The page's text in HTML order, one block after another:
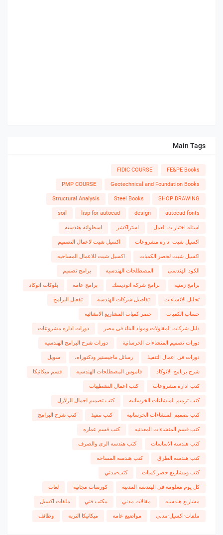
Main Tags
FE&PE Books
FIDIC COURSE
Geotechnical and Foundation Books
PMP COURSE
SHOP DRAWING
Steel Books
Structural Analysis
autocad fonts
design
lisp for autocad
soil
اسئله اختبارات العمل استراكشر اسطوانه هندسيه
اكسيل شيت اداره مشروعات اكسيل شيت لاعمال التصميم
اكسيل شيت لحصر الكميات اكسيل شيت للاعمال المساحيه
الكود الهندسى المصطلحات الهندسيه برامج تصميم
برامج زمنيه برامج شركه اتوديسك برامج عامه بلوكات اتوكاد
تحليل الانشاءات تفاصيل شركات الهندسه تفعيل البرامج
حساب الكميات حصر كميات المشاريع الانشائية
دليل شركات المقاولات ومواد البناء فى مصر دورات اداره مشروعات
دورات تصميم المنشاءات الخرسانية دورات شرح البرامج الهندسيه
دورات فى اعمال التنفيذ رسائل ماجيستير ودكتوراه، سويل
شرح برنامج الاتوكاد قاموس المصطلحات الهندسيه قسم ميكانيكا
كتب اداره مشروعات كتب اعمال التشطيبات
كتب ترميم المنشاءات الخرسانيه كتب تصميم احمال الزلازل
كتب تصميم المنشاءات الخرسانيه كتب تنفيذ كتب شرح البرامج
كتب قسم المنشاءات المعدنيه كتب قسم عماره
كتب هندسه الاساسات كتب هندسه الرى والصرف
كتب هندسه الطرق كتب هندسه المساحه
كتب ومشاريع حصر كميات كتب-مدني
كل يوم معلومه في الهندسه المدنيه كورسات مجانية لغات
مشاريع هندسيه مقالات مدني مكتب فني ملفات اكسيل
ملفات-اكسيل-مدني مواضيع عامه ميكانيكا التربه وظائف